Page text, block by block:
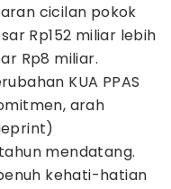
cicilan pokok
Rp152 miliar lebih
Rp8 miliar.
KUA PPAS
arah
mendatang.
kehati-hatian